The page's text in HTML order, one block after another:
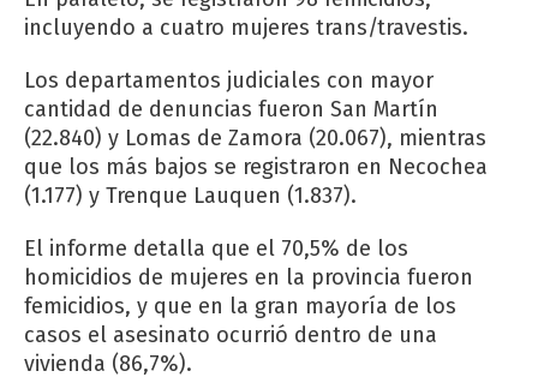
incluyendo a cuatro mujeres trans/travestis.
Los departamentos judiciales con mayor
cantidad de denuncias fueron San Martín
(22.840) y Lomas de Zamora (20.067), mientras
que los más bajos se registraron en Necochea
(1.177) y Trenque Lauquen (1.837).
El informe detalla que el 70,5% de los
homicidios de mujeres en la provincia fueron
femicidios, y que en la gran mayoría de los
casos el asesinato ocurrió dentro de una
vivienda (86,7%).